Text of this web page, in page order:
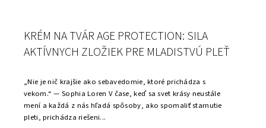
KRÉM NA TVÁR AGE PROTECTION: SILA
AKTÍVNYCH ZLOŽIEK PRE MLADISTVÚ PLEŤ
„Nie je nič krajšie ako sebavedomie, ktoré prichádza s
vekom.“ — Sophia Loren V čase, keď sa svet krásy neustále
mení a každá z nás hľadá spôsoby, ako spomaliť starnutie
pleti, prichádza riešeni...